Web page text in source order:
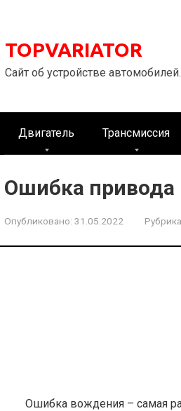
TOPVARIATOR
Сайт об устройстве
Двигатель Трансмиссия
Ошибка привода
Опубликовано: 31.05.2022
Ошибка вождения – самая